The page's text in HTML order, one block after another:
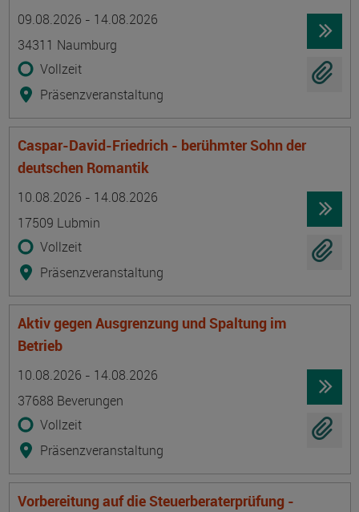
09.08.2026 - 14.08.2026
34311 Naumburg
Vollzeit
Präsenzveranstaltung
Caspar-David-Friedrich - berühmter Sohn der
deutschen Romantik
10.08.2026 - 14.08.2026
17509 Lubmin
Vollzeit
Präsenzveranstaltung
Aktiv gegen Ausgrenzung und Spaltung im
Betrieb
10.08.2026 - 14.08.2026
37688 Beverungen
Vollzeit
Präsenzveranstaltung
Vorbereitung auf die Steuerberaterprüfung -